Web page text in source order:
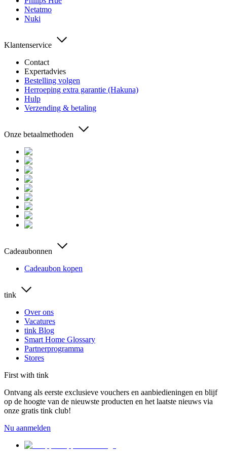
Netatmo
Nuki
Klantenservice
Contact
Expertadvies
Bestelling volgen
Herroeping extra garantie (Hakuna)
Hulp
Verzending & betaling
Onze betaalmethoden
Cadeaubonnen
Cadeaubon kopen
tink
Over ons
Vacatures
tink Blog
Smart Home Glossary
Partnerprogramma
Stores
First with tink
Ontvang als eerste exclusieve vouchers en aanbiedieningen en blijf
op de hoogte van de nieuwste producten en het laatste nieuws via
onze gratis tink club!
Nu aanmelden